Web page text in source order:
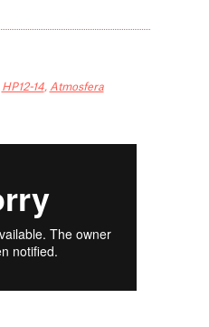
HP12-14, Atmosfera